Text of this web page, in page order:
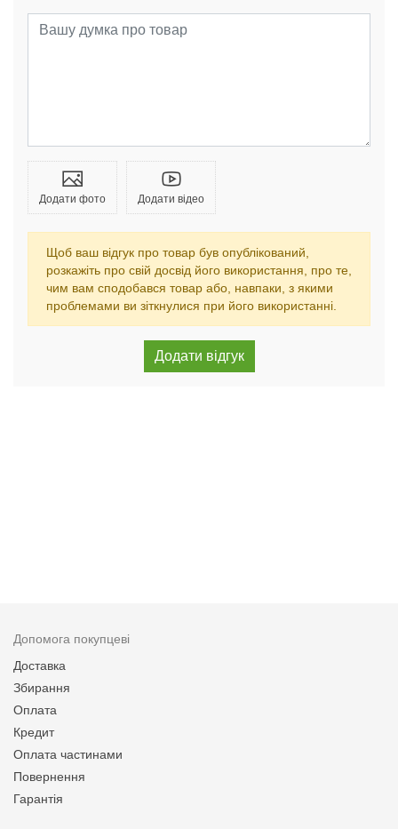
Додати фото Додати відео
Щоб ваш відгук про товар був опублікований,
розкажіть про свій досвід його використання, про те,
чим вам сподобався товар або, навпаки, з якими
проблемами ви зіткнулися при його використанні.
Допомога покупцеві
Доставка
Збирання
Оплата
Кредит
Оплата частинами
Повернення
Гарантія